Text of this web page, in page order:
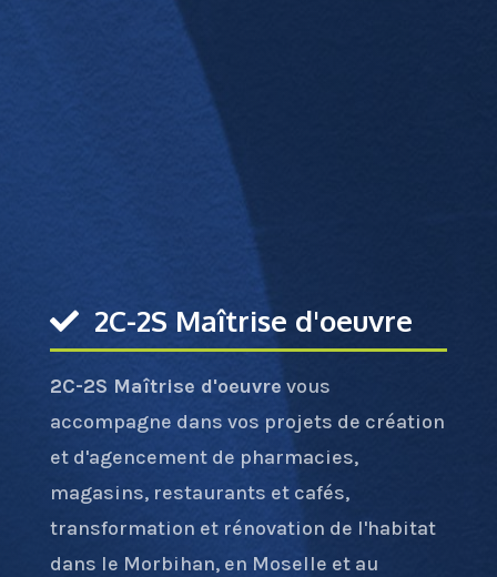
2C-2S Maîtrise d'oeuvre
2C-2S Maîtrise d'oeuvre vous
accompagne dans vos projets de création
et d'agencement de pharmacies,
magasins, restaurants et cafés,
transformation et rénovation de l'habitat
dans le Morbihan, en Moselle et au